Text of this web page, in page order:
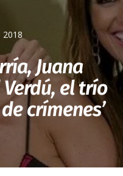
2018
Juana
el trío
crímenes’